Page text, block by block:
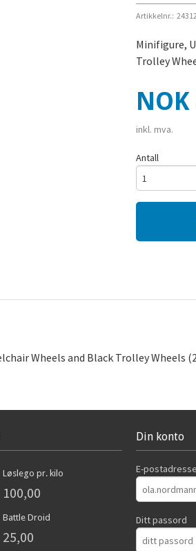
Artikkelnr.:
Minifigure,
Trolley
Pris
NOK
inkl. mva.
Antall
Wheels and Black Trolley Wheels
Løslego pr. kilo
100,00
Battle Droid
25,00
Din konto
E-postadresse
Ditt passord